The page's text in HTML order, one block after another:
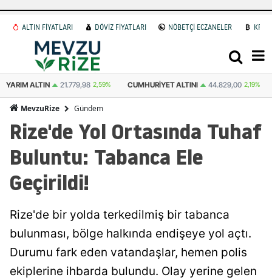
ALTIN FİYATLARI DÖVİZ FİYATLARI NÖBETÇİ ECZANELER
YARIM ALTIN 21.779,98 2,59% CUMHURIYET ALTINI 44.829,00 2,19%
MevzuRize Gündem
Rize'de Yol Ortasında Tuhaf
Buluntu: Tabanca Ele
Geçirildi!
Rize'de bir yolda terkedilmiş bir tabanca
bulunması, bölge halkında endişeye yol açtı.
Durumu fark eden vatandaşlar, hemen polis
ekiplerine ihbarda bulundu. Olay yerine gelen